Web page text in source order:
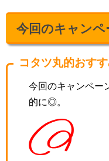
今回のキャンペ
コタツ丸的おす
今回のキャンペー
的に◎。